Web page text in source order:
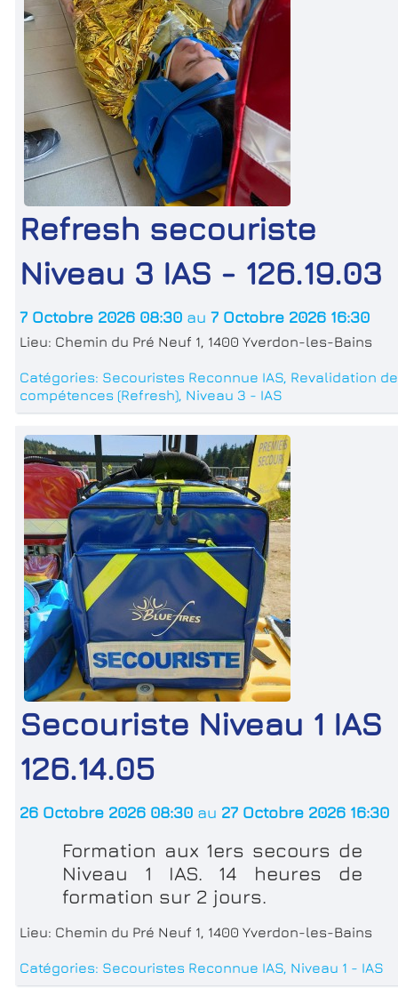
Refresh secouriste
Niveau 3 IAS - 126.19.03
7 Octobre 2026 08:30 au7 Octobre 2026 16:30
Lieu: Chemin du Pré Neuf 1, 1400 Yverdon-les-Bains
Catégories: Secouristes Reconnue IAS, Revalidation de
compétences (Refresh), Niveau 3 - IAS
Secouriste Niveau 1 IAS
126.14.05
26 Octobre 2026 08:30 au 27 Octobre 2026 16:30
Formation aux 1ers secours de
Niveau 1 IAS. 14 heures de
formation sur 2 jours.
Lieu: Chemin du Pré Neuf 1, 1400 Yverdon-les-Bains
Catégories: Secouristes Reconnue IAS, Niveau 1 - IAS